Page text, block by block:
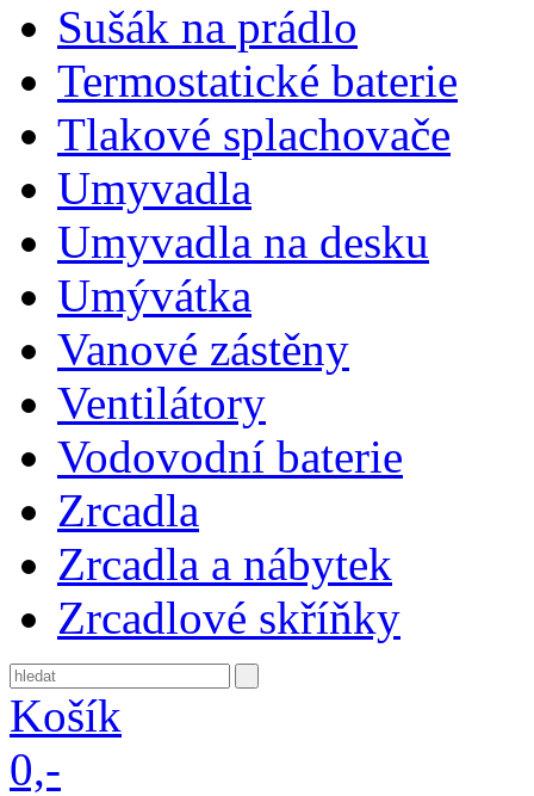
Sušák na prádlo
Termostatické baterie
Tlakové splachovače
Umyvadla
Umyvadla na desku
Umývátka
Vanové zástěny
Ventilátory
Vodovodní baterie
Zrcadla
Zrcadla a nábytek
Zrcadlové skříňky
Košík
0,-